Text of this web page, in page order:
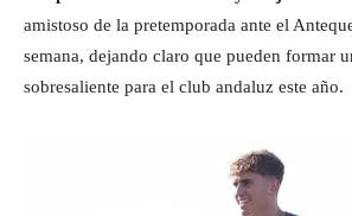
amistoso de la pretemporada ante el
semana, dejando claro que pueden formar
sobresaliente para el club andaluz este año.